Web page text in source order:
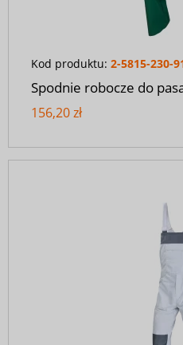
Kod produktu: 2-5815-230-
Spodnie robocze do
156,20 zł